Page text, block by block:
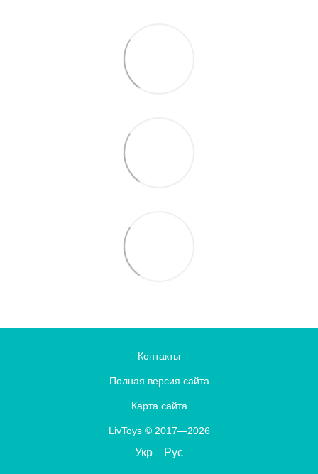
Контакты
Полная версия сайта
Карта сайта
LivToys © 2017—2026
Укр Рус